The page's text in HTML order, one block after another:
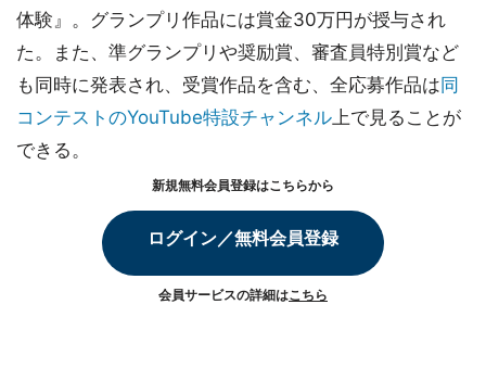
体験』。グランプリ作品には賞金30万円が授与され
た。また、準グランプリや奨励賞、審査員特別賞など
も同時に発表され、受賞作品を含む、全応募作品は同
コンテストのYouTube特設チャンネル上で見ることが
できる。
新規無料会員登録はこちらから
ログイン／無料会員登録
会員サービスの詳細はこちら